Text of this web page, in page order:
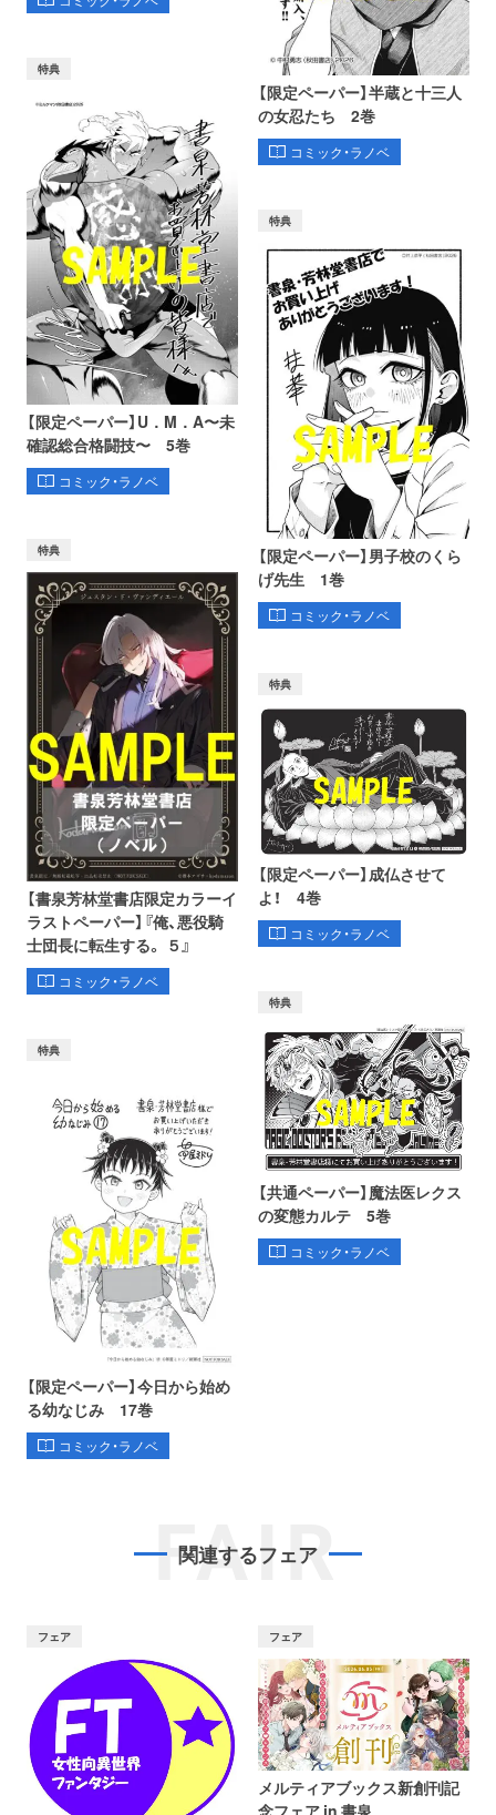
【限定ペーパー】半蔵と十三人
の女忍たち 2巻
コミック・ラノベ
特典
【限定ペーパー】U．M．A〜未
確認総合格闘技〜 5巻
コミック・ラノベ
特典
【限定ペーパー】男子校のくら
げ先生 1巻
コミック・ラノベ
特典
【書泉芳林堂書店限定カラーイ
ラストペーパー】『俺、悪役騎
士団長に転生する。 ５』
コミック・ラノベ
特典
【限定ペーパー】成仏させて
よ！ 4巻
コミック・ラノベ
特典
【限定ペーパー】今日から始め
る幼なじみ 17巻
コミック・ラノベ
特典
【共通ペーパー】魔法医レクス
の変態カルテ 5巻
コミック・ラノベ
FAIR
関連するフェア
フェア フェア
メルティアブックス新創刊記
念フェア in 書泉